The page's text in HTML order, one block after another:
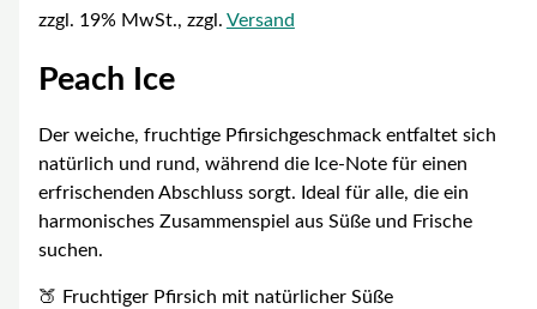
zzgl. 19% MwSt., zzgl. Versand
Peach Ice
Der weiche, fruchtige Pfirsichgeschmack entfaltet sich
natürlich und rund, während die Ice-Note für einen
erfrischenden Abschluss sorgt. Ideal für alle, die ein
harmonisches Zusammenspiel aus Süße und Frische
suchen.
🍑 Fruchtiger Pfirsich mit natürlicher Süße